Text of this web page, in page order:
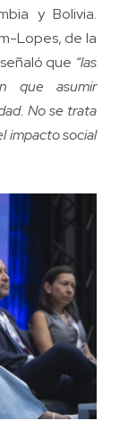
y Bolivia.
Lopes, de la
que “las
que asumir
No se trata
impacto social